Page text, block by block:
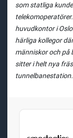
som statliga
huvudkontor i
härliga kollegor
människor och på
sitter i helt nya
tunnelbanestation.